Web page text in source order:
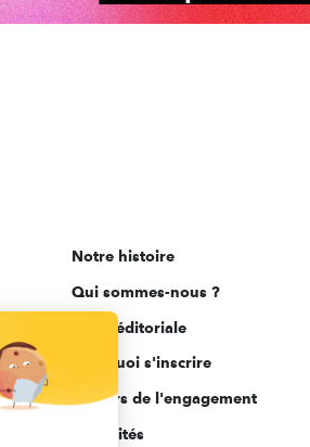
Notre histoire
Qui sommes-nous ?
Ligne éditoriale
Pourquoi s'inscrire
Acteurs de l'engagement
Actualités